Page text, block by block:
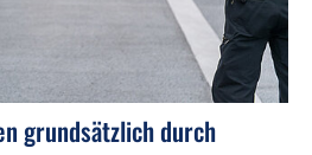
grundsätzlich durch